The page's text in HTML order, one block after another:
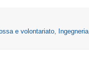
e volontariato Ingegneria